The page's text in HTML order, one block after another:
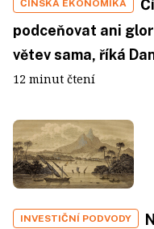
ČÍNSKÁ EKONOMIKA
podceňovat ani
větev sama, říká
12 minut čtení
INVESTIČNÍ PODVODY